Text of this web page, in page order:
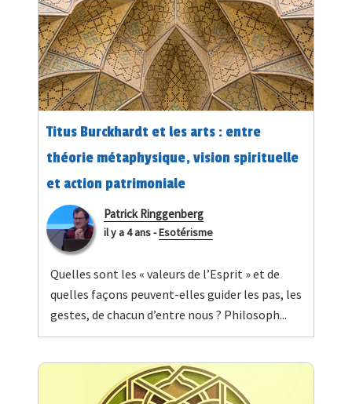
Titus Burckhardt et les arts : entre
théorie métaphysique, vision spirituelle
et action patrimoniale
Patrick Ringgenberg
il y a 4 ans-Esotérisme
Quelles sont les « valeurs de l’Esprit » et de
quelles façons peuvent-elles guider les pas, les
gestes, de chacun d’entre nous ? Philosoph...